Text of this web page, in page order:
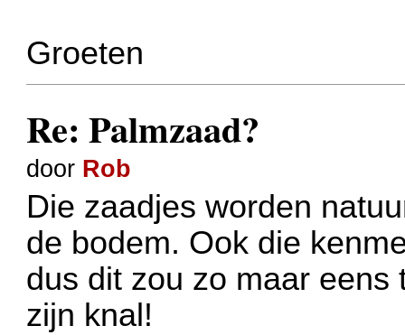
Groeten
Re: Palmzaad?
door Rob
Die zaadjes worden
de bodem. Ook die
dus dit zou zo maar eens
zijn knal!